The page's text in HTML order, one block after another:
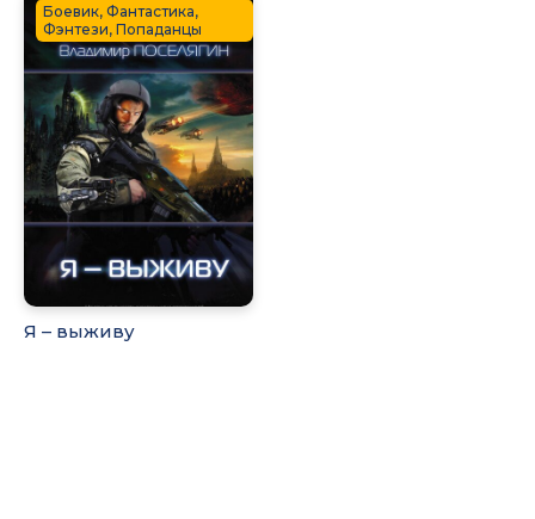
Боевик, Фантастика,
Фэнтези, Попаданцы
Я – выживу